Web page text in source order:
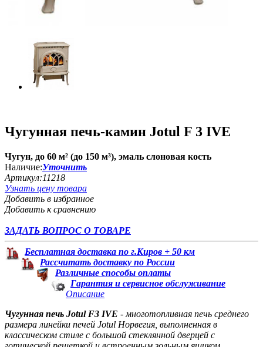
Чугунная печь-камин Jotul F 3 IVE
Чугун, до 60 м² (до 150 м³), эмаль слоновая кость
Наличие:Уточнить
Артикул:11218
Узнать цену товара
Добавить в избранное
Добавить к сравнению
ЗАДАТЬ ВОПРОС О ТОВАРЕ
Бесплатная доставка по г.Киров + 50 км
Рассчитать доставку по России
Различные способы оплаты
Гарантия и сервисное обслуживание
Описание
Чугунная печь Jotul F3 IVE - многотопливная печь среднего
размера линейки печей Jotul Норвегия, выполненная в
классическом стиле с большой стеклянной дверцей с